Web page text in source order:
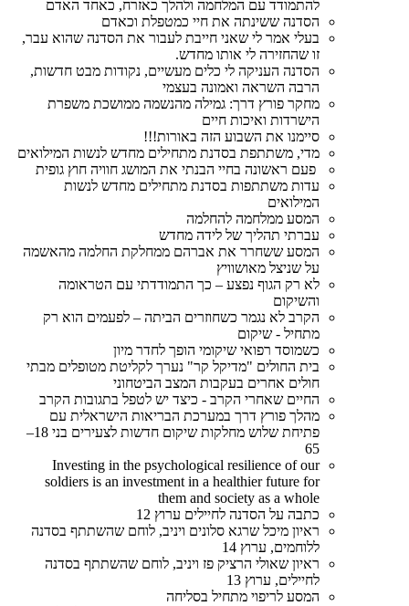
להתמודד עם המלחמה ולהלך כאזרח, כאחד האדם
הסדנה ששינתה את חיי כמטפלת וכאדם
בעלי אמר לי שאני חייבת לעבור את הסדנה שהוא עבר,
זו שהחזירה לי אותו מחדש.
הסדנה העניקה לי כלים מעשיים, נקודות מבט חדשות,
הרבה השראה ואמונה בעצמי
מחקר פורץ דרך: גמילה מהנשמה ממושכת משפרת
הישרדות ואיכות חיים
סיימנו את השבוע הזה באורות!!!
מדי, משתתפת בסדנת מתחילים מחדש לנשות המילואים
פעם ראשונה בחיי הבנתי את המושג חוויה חוץ גופית
עדות משתתפות בסדנת מתחילים מחדש לנשות
המילואים
המסע ממלחמה להחלמה
עברתי תהליך של לידה מחדש
המסע ששחרר את אברהם ממחלקת החלמה מהאשמה
על שניצל מאושוויץ
לא רק הגוף נפצע – כך התמודדתי עם הטראומה
והשיקום
הקרב לא נגמר כשחוזרים הביתה – לפעמים הוא רק
מתחיל - שיקום
כשמוסד רפואי שיקומי הופך לחדר מיון
בית החולים "מדיקל קר" נערך לקליטת מטופלים מבתי
חולים אחרים בעקבות המצב הביטחוני
החיים שאחרי הקרב - כיצד יש לטפל בתגובות הקרב
מהלך פורץ דרך במערכת הבריאות הישראלית עם
פתיחת שלוש מחלקות שיקום חדשות לצעירים בני 18–
Investing in the psychological resilience of our
soldiers is an investment in a healthier future for
them and society as a whole
כתבה על הסדנה לחיילים ערוץ 12
ראיון מיכל שרגא סלונים ויניב, לוחם שהשתתף בסדנה
ללוחמים, ערוץ 14
ראיון שאולי הרציק פז ויניב, לוחם שהשתתף בסדנה
לחיילים, ערוץ 13
המסע לריפוי מתחיל בסליחה